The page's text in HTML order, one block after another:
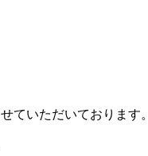
ていただいております。